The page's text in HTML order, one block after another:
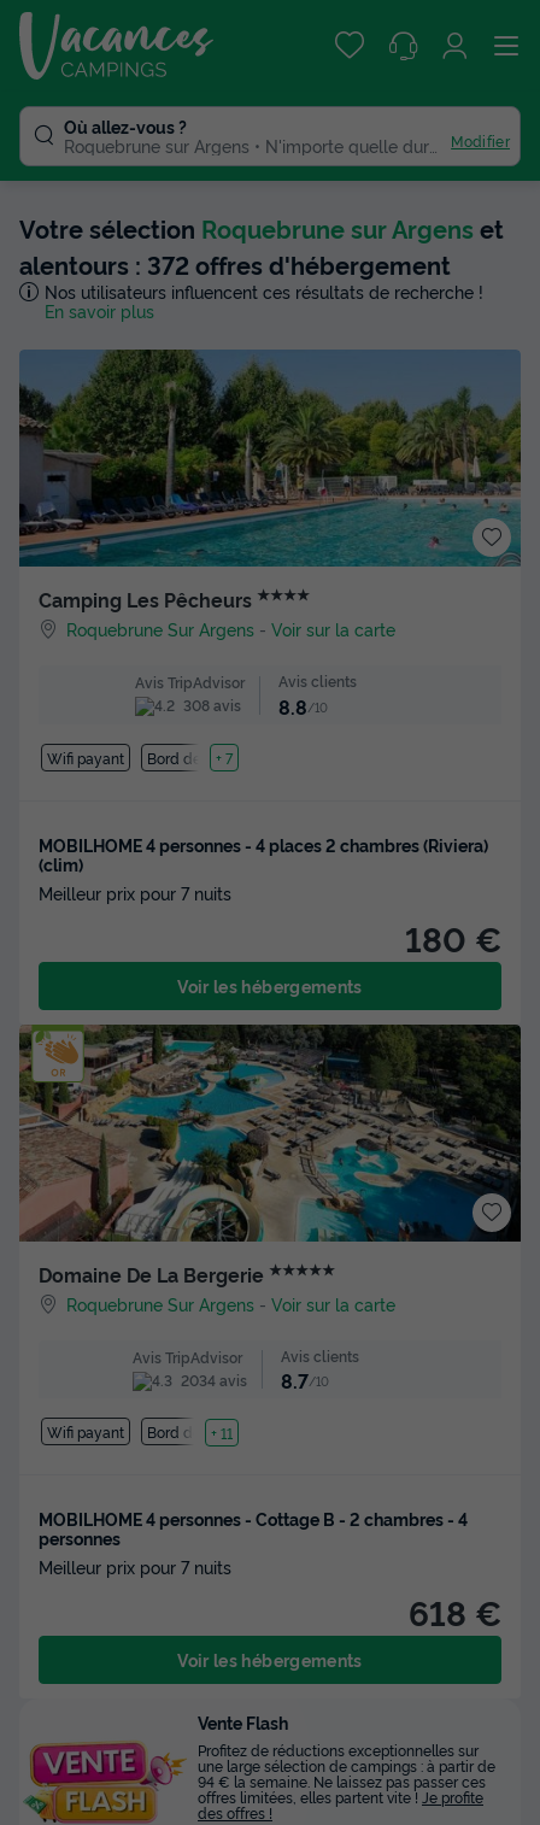
Où allez-vous ?
Roquebrune sur Argens
N'importe quelle duree Modifier
Votre sélection Roquebrune sur Argens et
alentours : 372 offres d'hébergement
Nos utilisateurs influencent ces résultats de recherche !
En savoir plus
Camping Les Pêcheurs ★★★★
Roquebrune Sur Argens -Voir sur la carte
Avis TripAdvisor
308 avis
Avis clients
8.8/10
Wifi payant Bord de mer
+ 7
MOBILHOME 4 personnes - 4 places 2 chambres (Riviera)
(clim)
Meilleur prix pour 7 nuits
180 €
Voir les hébergements
Domaine De La Bergerie ★★★★★
Roquebrune Sur Argens -Voir sur la carte
Avis TripAdvisor
2034 avis
Avis clients
8.7/10
Wifi payant Bord de mer
+ 11
MOBILHOME 4 personnes - Cottage B - 2 chambres - 4
personnes
Meilleur prix pour 7 nuits
618 €
Voir les hébergements
Vente Flash
Profitez de réductions exceptionnelles sur
une large sélection de campings : à partir de
94 € la semaine. Ne laissez pas passer ces
offres limitées, elles partent vite ! Je profite
des offres !